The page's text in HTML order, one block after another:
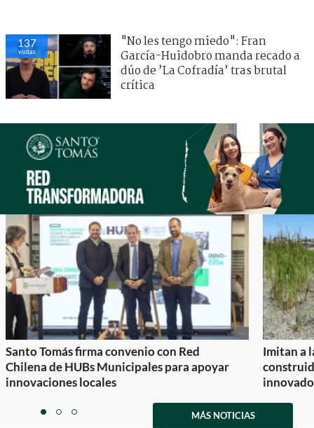
137
visitas
"No les tengo miedo": Fran
García-Huidobro manda recado a
dúo de ’La Cofradía’ tras brutal
crítica
Santo Tomás firma convenio con Red
Chilena de HUBs Municipales para apoyar
innovaciones locales
Imitan a
itemitemitem
MÁS NOTICIAS